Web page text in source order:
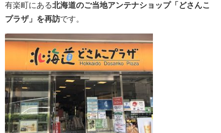
有楽町にある北海道のご当地アンテナショップ「どさんこ
プラザ」を再訪です。